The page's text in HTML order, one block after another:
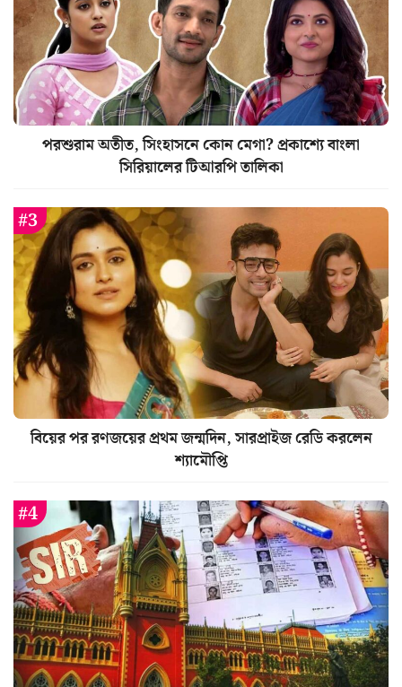
পরশুরাম অতীত, সিংহাসনে কোন মেগা? প্রকাশ্যে বাংলা
সিরিয়ালের টিআরপি তালিকা
বিয়ের পর রণজয়ের প্রথম জন্মদিন, সারপ্রাইজ রেডি করলেন
শ্যামৌপ্তি